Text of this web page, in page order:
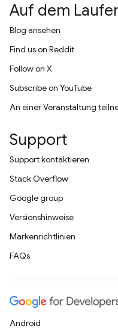
Auf dem
Blog ansehen
Find us on Reddit
Follow on X
Subscribe on YouTube
An einer Veranstaltung
Support
Support kontaktieren
Stack Overflow
Google group
Versionshinweise
Markenrichtlinien
FAQs
Android